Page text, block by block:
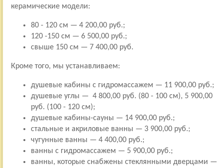
керамические модели:
80 - 120 см — 4 200,00 руб.;
120 -150 см — 6 500,00 руб.;
свыше 150 см — 7 400,00 руб.
Кроме того, мы устанавливаем:
душевые кабины с гидромассажем — 11 900,00 руб.;
душевые углы — 4 800,00 руб. (80 - 100 см), 5 900,00
руб. (100 - 120 см);
душевые кабины-сауны — 14 900,00 руб.;
стальные и акриловые ванны — 3 900,00 руб.;
чугунные ванны — 4 400,00 руб.;
ванны с гидромассажем — 5 900,00 руб.;
ванны, которые снабжены стеклянными дверцами —